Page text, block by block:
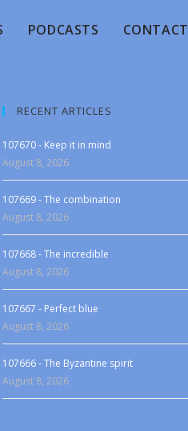
PODCASTS CONTACT
RECENT ARTICLES
107670 - Keep it in mind
August 8, 2026
107669 - The combination
August 8, 2026
107668 - The incredible
August 8, 2026
107667 - Perfect blue
August 8, 2026
107666 - The Byzantine spirit
August 8, 2026